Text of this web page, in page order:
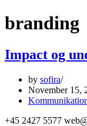
branding
Impact og
by sofira
November 15,
+45 2427 5577